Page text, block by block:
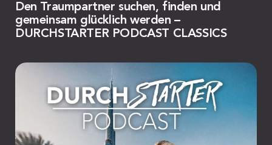
Den Traumpartner suchen, finden und
gemeinsam glücklich werden –
DURCHSTARTER PODCAST CLASSICS